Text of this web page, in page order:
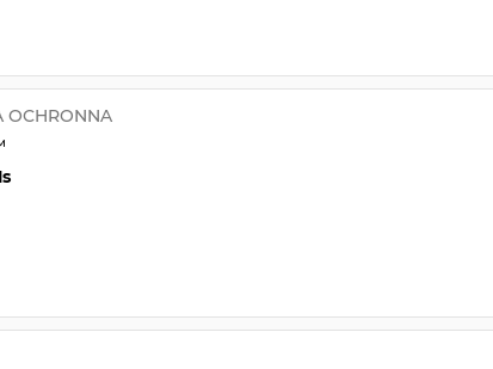
OCHRONNA